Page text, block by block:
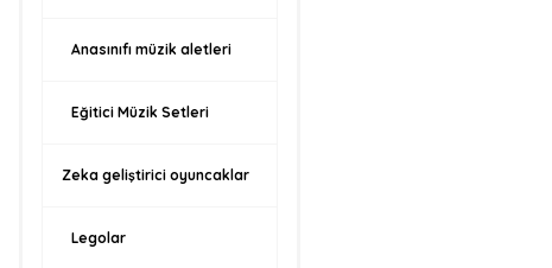
Anasınıfı müzik aletleri
Eğitici Müzik Setleri
Zeka geliştirici oyuncaklar
Legolar